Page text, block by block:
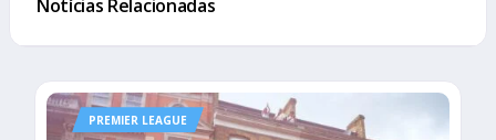
Notícias Relacionadas
PREMIER LEAGUE